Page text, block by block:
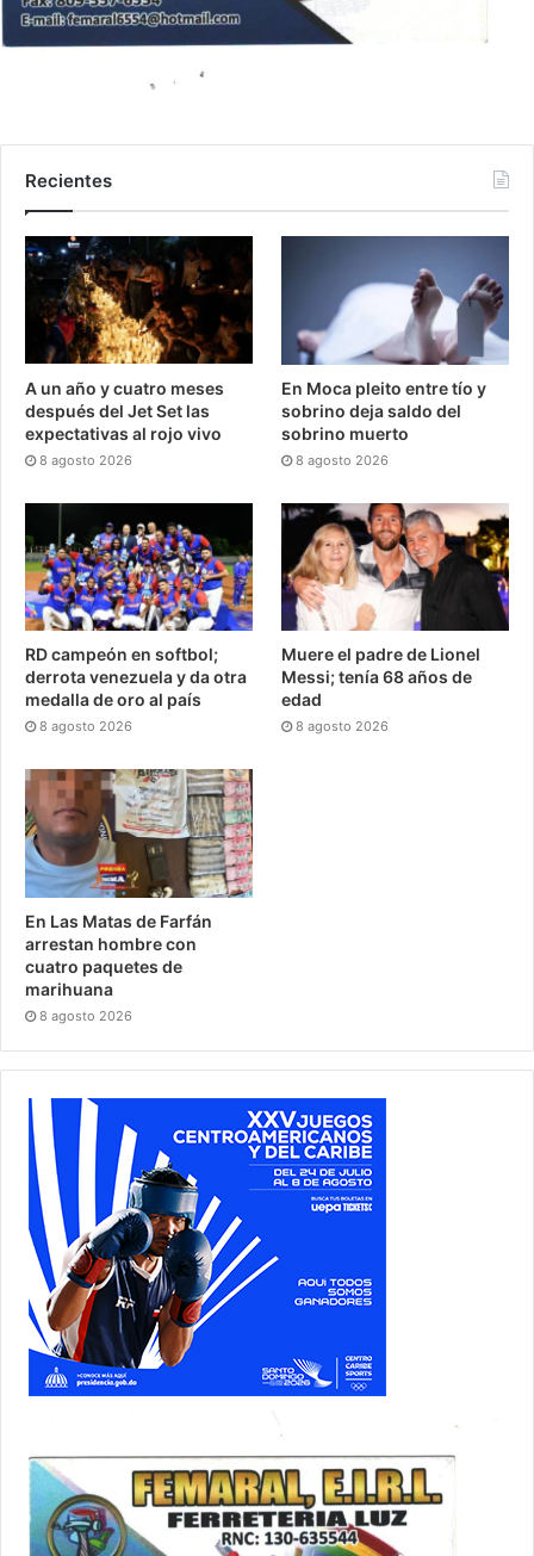
Recientes
A un año y cuatro meses
después del Jet Set las
expectativas al rojo vivo
8 agosto 2026
En Moca pleito entre tío y
sobrino deja saldo del
sobrino muerto
8 agosto 2026
RD campeón en softbol;
derrota venezuela y da otra
medalla de oro al país
8 agosto 2026
Muere el padre de Lionel
Messi; tenía 68 años de
edad
8 agosto 2026
En Las Matas de Farfán
arrestan hombre con
cuatro paquetes de
marihuana
8 agosto 2026